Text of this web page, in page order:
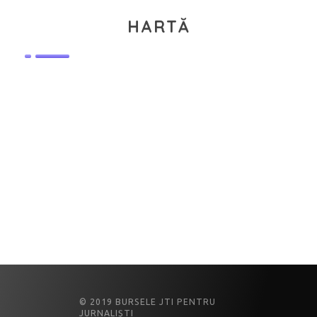
HARTĂ
© 2019 BURSELE JTI PENTRU
JURNALIȘTI